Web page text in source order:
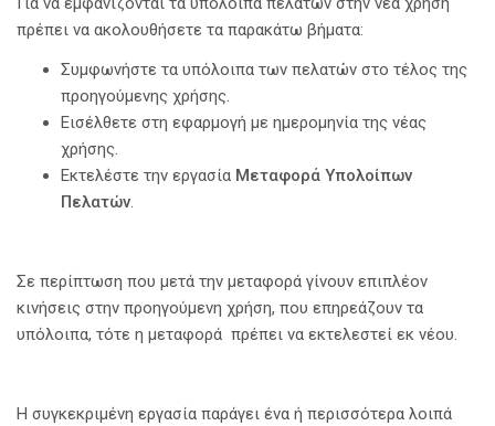
πρέπει να ακολουθήσετε τα παρακάτω βήματα:
Συμφωνήστε τα υπόλοιπα των πελατών στο τέλος της
προηγούμενης χρήσης.
Εισέλθετε στη εφαρμογή με ημερομηνία της νέας
χρήσης.
Εκτελέστε την εργασία Μεταφορά Υπολοίπων
Πελατών.
Σε περίπτωση που μετά την μεταφορά γίνουν επιπλέον
κινήσεις στην προηγούμενη χρήση, που επηρεάζουν τα
υπόλοιπα, τότε η μεταφορά πρέπει να εκτελεστεί εκ νέου.
Η συγκεκριμένη εργασία παράγει ένα ή περισσότερα λοιπά